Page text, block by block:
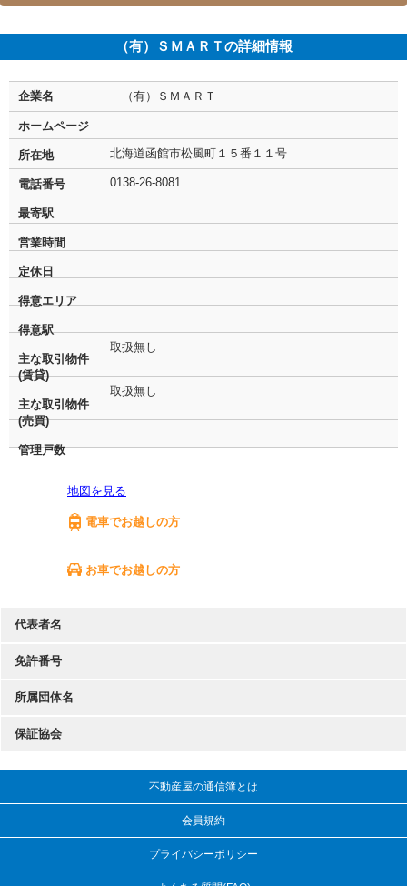
（有）ＳＭＡＲＴの詳細情報
企業名 （有）ＳＭＡＲＴ
ホームページ
所在地 北海道函館市松風町１５番１１号
電話番号 0138-26-8081
最寄駅
営業時間
定休日
得意エリア
得意駅
主な取引物件
(賃貸)
取扱無し
主な取引物件
(売買)
取扱無し
管理戸数
地図を見る
電車でお越しの方
お車でお越しの方
代表者名
免許番号
所属団体名
保証協会
不動産屋の通信簿とは
会員規約
プライバシーポリシー